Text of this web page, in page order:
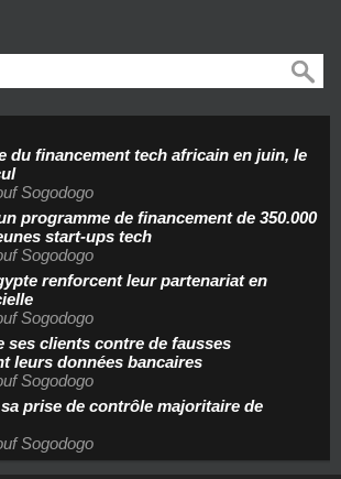
du financement tech africain en juin, le
Sogodogo
programme de financement de 350.000
start-ups tech
Sogodogo
renforcent leur partenariat en
Sogodogo
ses clients contre de fausses
leurs données bancaires
Sogodogo
prise de contrôle majoritaire de
Sogodogo